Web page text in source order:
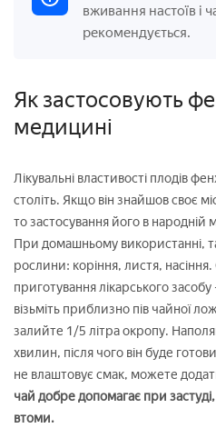
вживання настоїв і
рекомендується.
Як застосовують
медицині
Лікувальні властивості плодів
століть. Якщо він знайшов своє
то застосування його в
При домашньому використанні,
рослини: коріння, листя,
приготування лікарського
візьміть приблизно пів чайної
залийте 1/5 літра окропу.
хвилин, після чого він буде
не влаштовує смак, можете
чай добре допомагає при
втоми.